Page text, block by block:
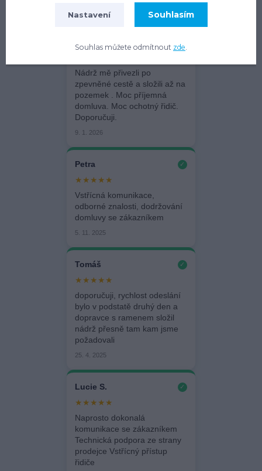
Milan
Nádrž mě přivezli po
zpevněné cestě a složili až na
pozemek . Moc příjemná
domluva. Moc ochotný řidič.
Doporučuji.
9. 1. 2026
Petra ✓
★★★★★
Vstřícná komunikace,
odborné znalosti, dodržování
domluvy se zákazníkem
5. 11. 2025
Tomáš ✓
★★★★★
doporučuji, rychlost odeslání
bylo v podstatě druhý den a
dopravce s ramenem složil
nádrž přesně tam kam jsme
požadovali
25. 4. 2025
Lucie S. ✓
★★★★★
Naprosto dokonalá
komunikace se zákazníkem
Technická podpora ze strany
prodejce Vstřícný přístup
řidiče
Nastavení Souhlasím
Souhlas můžete odmítnout zde